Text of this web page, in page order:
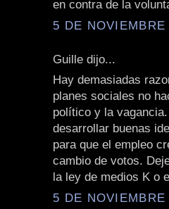
en contra de la
5 DE
Guille dijo...
Hay demasiadas
planes sociales no
político y la
desarrollar buenas
para que el empleo
cambio de votos.
la ley de medios K o
5 DE